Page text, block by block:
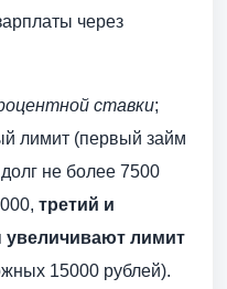
через
ставки;
лимит (первый займ
не более 7500
третий и
лимит
15000 рублей).